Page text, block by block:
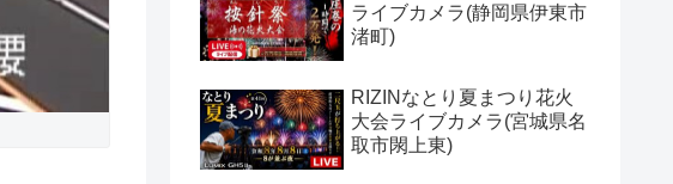
ライブカメラ(静岡県伊東市
渚町)
RIZINなとり夏まつり花火
大会ライブカメラ(宮城県名
取市閖上東)